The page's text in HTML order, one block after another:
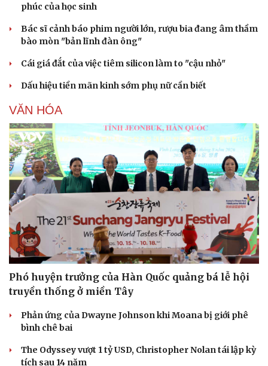
phúc của học sinh
Bác sĩ cảnh báo phim người lớn, rượu bia đang âm thầm
bào mòn "bản lĩnh đàn ông"
Cái giá đắt của việc tiêm silicon làm to "cậu nhỏ"
Dấu hiệu tiền mãn kinh sớm phụ nữ cần biết
VĂN HÓA
Phó huyện trưởng của Hàn Quốc quảng bá lễ hội
truyền thống ở miền Tây
Phản ứng của Dwayne Johnson khi Moana bị giới phê
bình chê bai
The Odyssey vượt 1 tỷ USD, Christopher Nolan tái lập kỳ
tích sau 14 năm